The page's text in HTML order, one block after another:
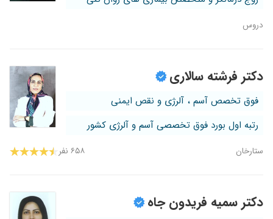
دروس
دکتر فرشته سالاری
فوق تخصص آسم ، آلرژی و نقص ایمنی
رتبه اول بورد فوق تخصصی آسم و آلرژی کشور
ستارخان ۶۵۸ نفر
دکتر سمیه فریدون جاه